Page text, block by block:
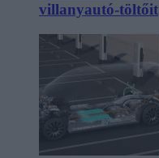
villanyautó-töltőit